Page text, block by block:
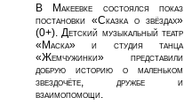
В Макеевке состоялся показ
постановки «Сказка о звёздах»
(0+). Детский музыкальный театр
«Маска» и студия танца
«Жемчужинки» представили
добрую историю о маленьком
звездочёте, дружбе и
взаимопомощи.